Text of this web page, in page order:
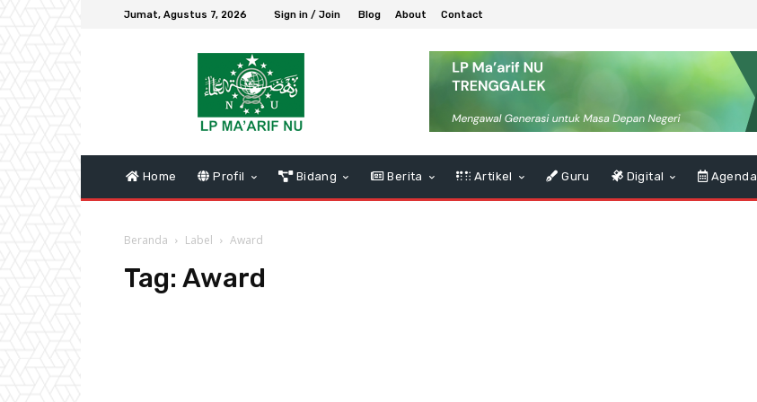
Jumat, Agustus 7, 2026 Sign in / Join Blog About Contact
Home Profil Bidang Berita Artikel Guru Digital Agenda
Beranda Label Award
Tag: Award